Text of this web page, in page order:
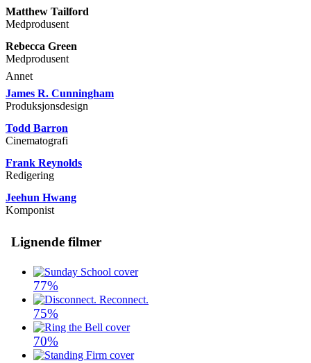
Matthew Tailford
Medprodusent
Rebecca Green
Medprodusent
Annet
James R. Cunningham
Produksjonsdesign
Todd Barron
Cinematografi
Frank Reynolds
Redigering
Jeehun Hwang
Komponist
Lignende filmer
77%
75%
70%